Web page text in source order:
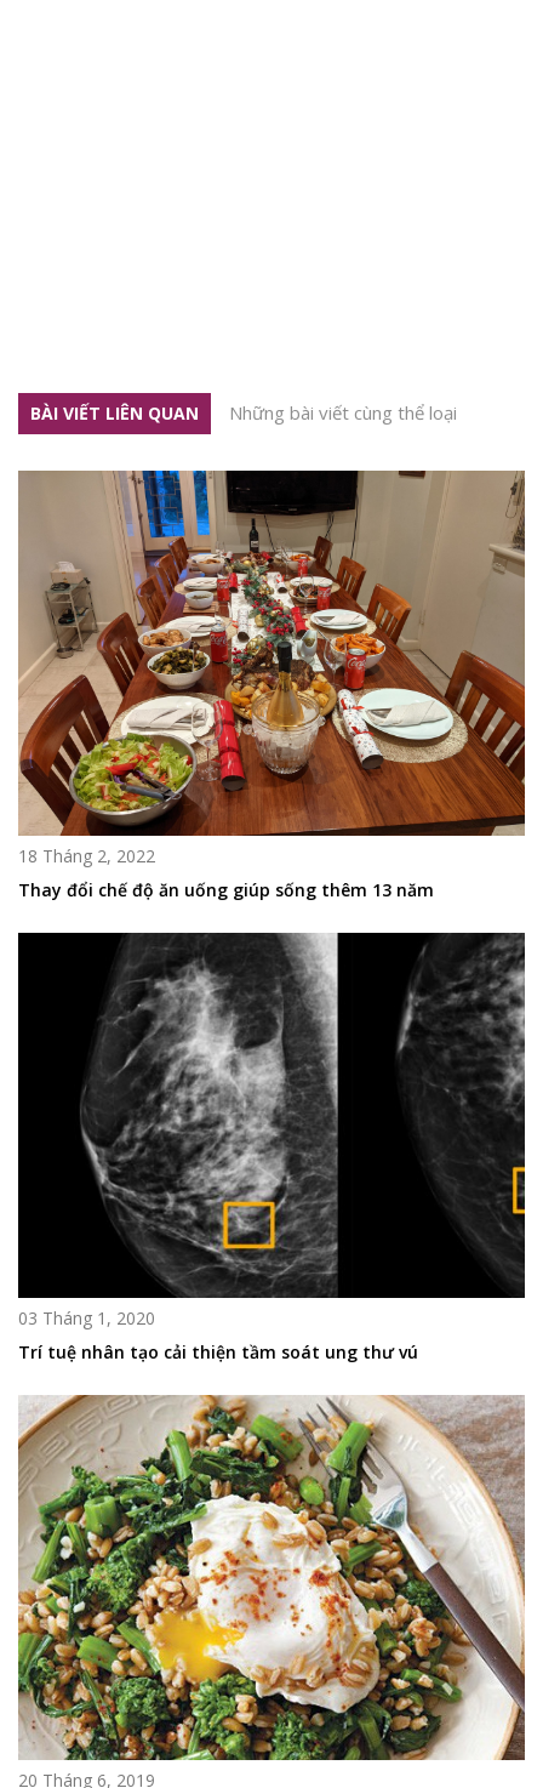
BÀI VIẾT LIÊN QUAN Những bài viết cùng thể loại
18 Tháng 2, 2022
Thay đổi chế độ ăn uống giúp sống thêm 13 năm
03 Tháng 1, 2020
Trí tuệ nhân tạo cải thiện tầm soát ung thư vú
20 Tháng 6, 2019